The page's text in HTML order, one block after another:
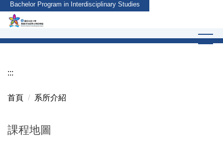
跳
到
要
Bachelor Program in Interdisciplinary Studies
:::
首頁 系所介紹
課程地圖